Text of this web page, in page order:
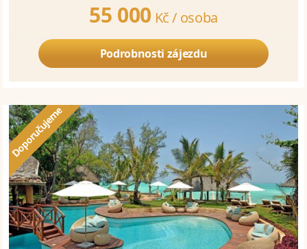
55 000 Kč / osoba
Podrobnosti zájezdu